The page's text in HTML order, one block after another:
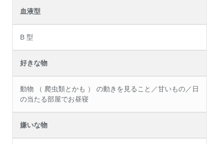
血液型
B 型
好きな物
動物 （ 爬虫類とかも ） の動きを見ること／甘いもの／日
の当たる部屋でお昼寝
嫌いな物